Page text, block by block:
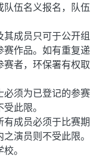
伍名义报名，队伍
成员只可于公开组
作品。如有重复递
者，环保署有权取
必须为已登记的参赛
此限。
成员必须于比赛期
演员则不受此限。
。